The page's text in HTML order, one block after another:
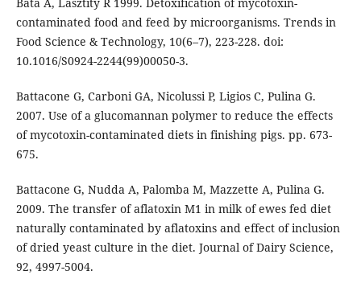
contaminated food and feed by microorganisms. Trends in
Food Science & Technology, 10(6–7), 223-228. doi:
10.1016/S0924-2244(99)00050-3.
Battacone G, Carboni GA, Nicolussi P, Ligios C, Pulina G.
2007. Use of a glucomannan polymer to reduce the effects
of mycotoxin-contaminated diets in finishing pigs. pp. 673-
675.
Battacone G, Nudda A, Palomba M, Mazzette A, Pulina G.
2009. The transfer of aflatoxin M1 in milk of ewes fed diet
naturally contaminated by aflatoxins and effect of inclusion
of dried yeast culture in the diet. Journal of Dairy Science,
92, 4997-5004.